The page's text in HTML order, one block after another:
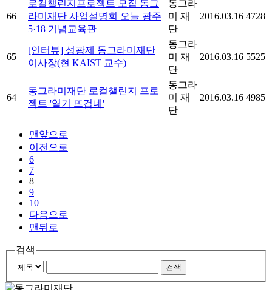
66
로컬챌린지프로젝트 모집 동그
라미재단 사업설명회 오늘 광주
5·18 기념교육관
동그라
미 재
단
2016.03.16 4728
65
[인터뷰] 성광제 동그라미재단
이사장(현 KAIST 교수)
동그라
미 재
단
2016.03.16 5525
64
동그라미재단 로컬챌린지 프로
젝트 '열기 뜨겁네'
동그라
미 재
단
2016.03.16 4985
맨앞으로
이전으로
6
7
8
9
10
다음으로
맨뒤로
검색